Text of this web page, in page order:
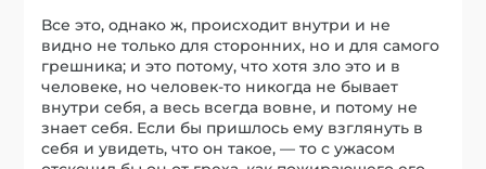
Все это, однако ж, происходит внутри и не
видно не только для сторонних, но и для самого
грешника; и это потому, что хотя зло это и в
человеке, но человек-то никогда не бывает
внутри себя, а весь всегда вовне, и потому не
знает себя. Если бы пришлось ему взглянуть в
себя и увидеть, что он такое, — то с ужасом